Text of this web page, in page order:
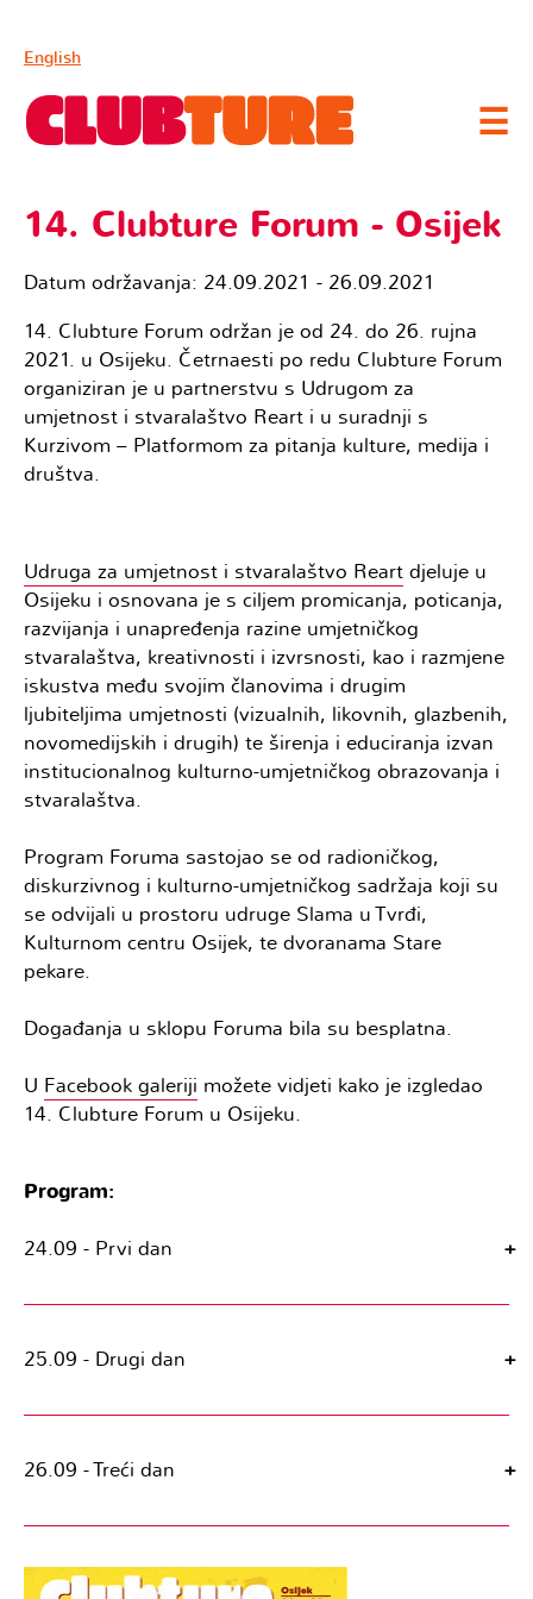
English
☰
14. Clubture Forum - Osijek
Datum održavanja: 24.09.2021 - 26.09.2021
14. Clubture Forum održan je od 24. do 26. rujna
2021. u Osijeku. Četrnaesti po redu Clubture Forum
organiziran je u partnerstvu s Udrugom za
umjetnost i stvaralaštvo Reart i u suradnji s
Kurzivom – Platformom za pitanja kulture, medija i
društva.
Udruga za umjetnost i stvaralaštvo Reart djeluje u
Osijeku i osnovana je s ciljem promicanja, poticanja,
razvijanja i unapređenja razine umjetničkog
stvaralaštva, kreativnosti i izvrsnosti, kao i razmjene
iskustva među svojim članovima i drugim
ljubiteljima umjetnosti (vizualnih, likovnih, glazbenih,
novomedijskih i drugih) te širenja i educiranja izvan
institucionalnog kulturno-umjetničkog obrazovanja i
stvaralaštva.
Program Foruma sastojao se od radioničkog,
diskurzivnog i kulturno-umjetničkog sadržaja koji su
se odvijali u prostoru udruge Slama u Tvrđi,
Kulturnom centru Osijek, te dvoranama Stare
pekare.
Događanja u sklopu Foruma bila su besplatna.
U Facebook galeriji možete vidjeti kako je izgledao
14. Clubture Forum u Osijeku.
Program:
+
24.09 - Prvi dan
+
25.09 - Drugi dan
+
26.09 - Treći dan